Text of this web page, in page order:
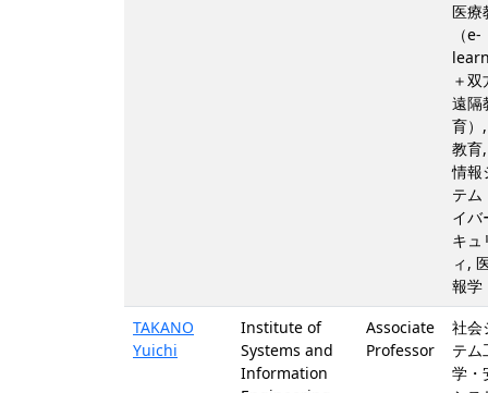
医療
（e-
＋双
遠隔
育）
教育
情報
テム
イバ
キュ
ィ,
報学
TAKANO
Yuichi
Institute of
Systems and
Information
Associate
Professor
社会
テム
学・